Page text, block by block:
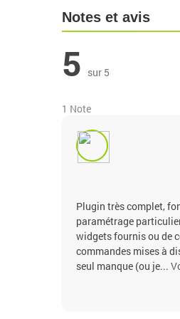
Notes et avis
5 sur 5
1 Note
Plugin très complet,
paramétrage
widgets fournis ou de
commandes mises à
seul manque (ou je...